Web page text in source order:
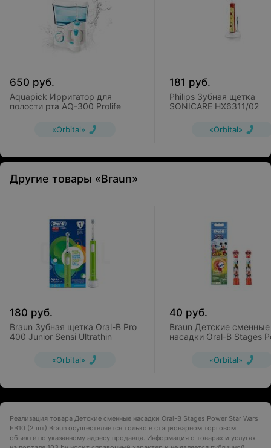
650 руб.
Aquapick Ирригатор для
полости рта AQ-300 Prolife
«Orbital»
181 руб.
Philips Зубная щетка
SONICARE HX6311/02
«Orbital»
Другие товары «Braun»
180 руб.
Braun Зубная щетка Oral-B Pro
400 Junior Sensi Ultrathin
«Orbital»
40 руб.
Braun Детские сменные
насадки Oral-B Stages
«Orbital»
Реализация товара Детские сменные насадки Oral-B Stages Power Star Wars
EB10 (2 шт) Braun осуществляется только в стационарном торговом
объекте по указанному адресу продавца. Информация о товарах и услугах